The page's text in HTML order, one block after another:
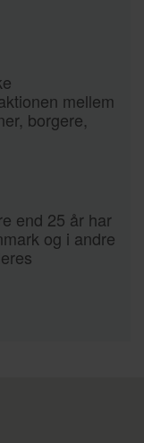
mellem
borgere,
end 25 år har
og i andre